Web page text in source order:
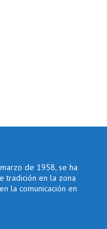
de 1958, se ha
tradición en la zona
la comunicación en